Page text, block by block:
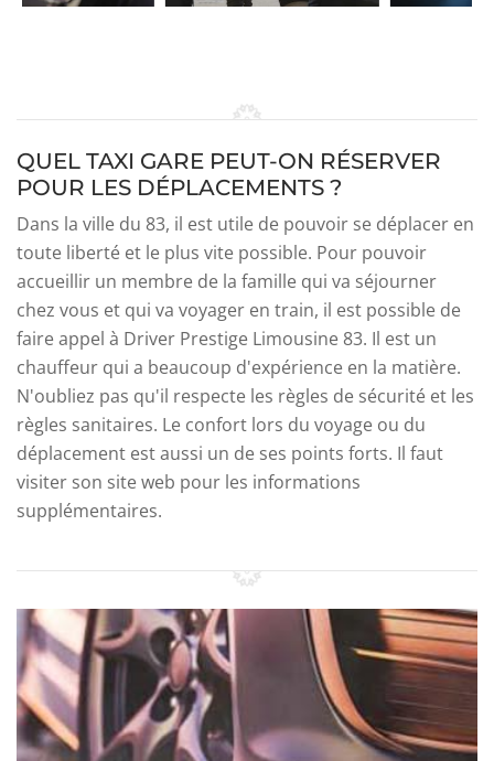
QUEL TAXI GARE PEUT-ON RÉSERVER
POUR LES DÉPLACEMENTS ?
Dans la ville du 83, il est utile de pouvoir se déplacer en
toute liberté et le plus vite possible. Pour pouvoir
accueillir un membre de la famille qui va séjourner
chez vous et qui va voyager en train, il est possible de
faire appel à Driver Prestige Limousine 83. Il est un
chauffeur qui a beaucoup d'expérience en la matière.
N'oubliez pas qu'il respecte les règles de sécurité et les
règles sanitaires. Le confort lors du voyage ou du
déplacement est aussi un de ses points forts. Il faut
visiter son site web pour les informations
supplémentaires.